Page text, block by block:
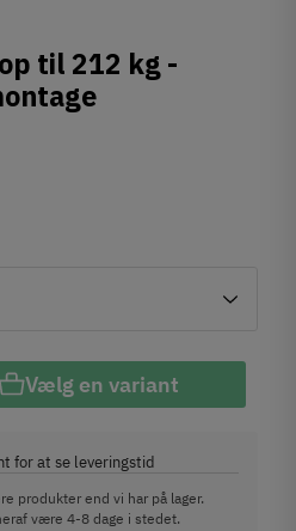
til 212 kg -
Vælg en variant
for at se leveringstid
produkter end vi har på lager.
være 4-8 dage i stedet.